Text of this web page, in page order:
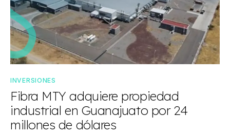
INVERSIONES
Fibra MTY adquiere propiedad
industrial en Guanajuato por 24
millones de dólares